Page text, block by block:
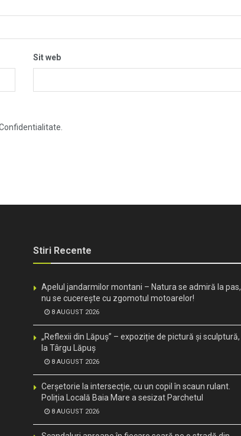
Sit web
Stiri Recente
Apelul jandarmilor montani – Natura se admiră la pas,
nu se cucerește cu zgomotul motoarelor!
8 AUGUST 2026
„Reflexii din Lăpuș” – expoziție de pictură și sculptură,
la Târgu Lăpuș
8 AUGUST 2026
Cerșetorie la intersecție, cu un copil în scaun rulant.
Poliția Locală Baia Mare a sesizat Parchetul
8 AUGUST 2026